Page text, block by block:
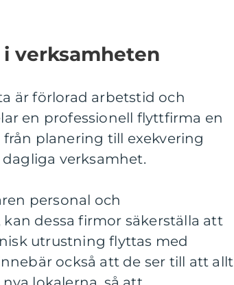
verksamheten
är förlorad arbetstid och
en professionell flyttfirma en
planering till exekvering
verksamhet.
personal och
dessa firmor säkerställa att
utrustning flyttas med
också att de ser till att allt